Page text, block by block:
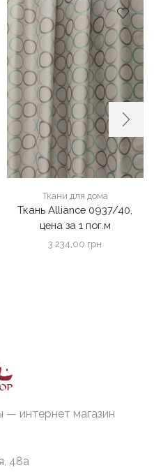
Ткани для дома
Ткань Alliance 0937/40,
цена за 1 пог.м
3 234,00 грн
— интернет магазин
48а